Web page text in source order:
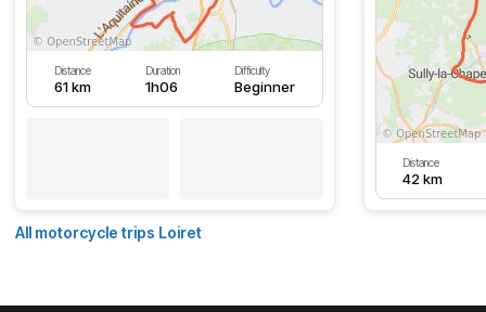
Distance
61 km
Duration
1h06
Difficulty
Beginner
Distance
42 km
All motorcycle trips Loiret